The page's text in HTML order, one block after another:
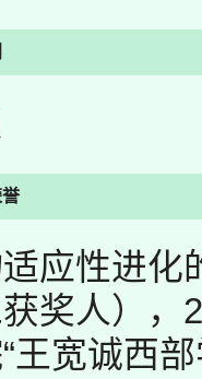
适应性进
奖人），
王宽诚西